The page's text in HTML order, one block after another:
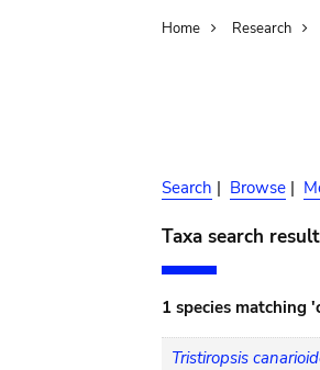
Home Research
Search | Browse |
Taxa search
1 species matching
Tristiropsis